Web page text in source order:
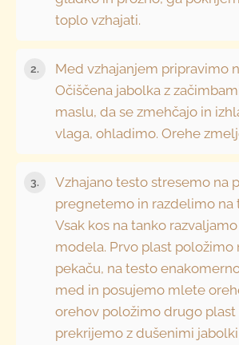
toplo vzhajati.
Med vzhajanjem pripravimo
Očiščena jabolka z
maslu, da se zmehčajo in
vlaga, ohladimo. Orehe
Vzhajano testo stresemo na
pregnetemo in razdelimo na
Vsak kos na tanko
modela. Prvo plast položimo
pekaču, na testo
med in posujemo mlete
orehov položimo drugo plast
prekrijemo z dušenimi